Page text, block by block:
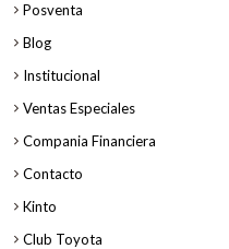
Posventa
Blog
Institucional
Ventas Especiales
Compania Financiera
Contacto
Kinto
Club Toyota